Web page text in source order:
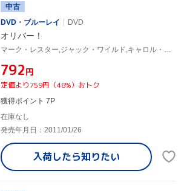
中古
DVD・ブルーレイ
DVD
オリバー！
¥792円
定価より759円（48%）おトク
獲得ポイント 7P
在庫なし
発売年月日：2011/01/26
入荷したら知りたい